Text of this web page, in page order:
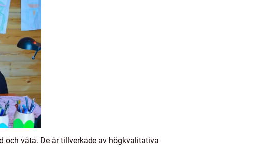
väta. De är tillverkade av högkvalitativa